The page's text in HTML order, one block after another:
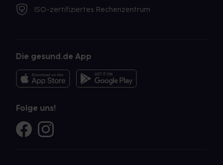
ISO-zertifiziertes Rechenzentrum
Die gesund.de App
Folge uns!